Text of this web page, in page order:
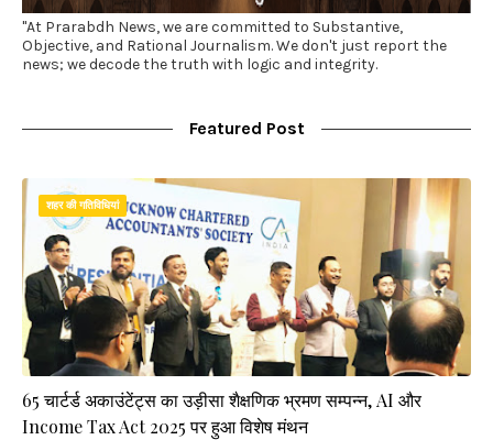
"At Prarabdh News, we are committed to Substantive,
Objective, and Rational Journalism. We don't just report the
news; we decode the truth with logic and integrity.
Featured Post
शहर की गतिविधियां
65 चार्टर्ड अकाउंटेंट्स का उड़ीसा शैक्षणिक भ्रमण सम्पन्न, AI और
Income Tax Act 2025 पर हुआ विशेष मंथन